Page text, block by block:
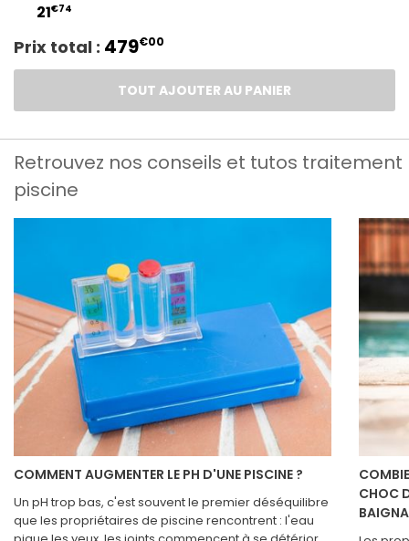
21€74
Prix total : 479€00
TOUT AJOUTER AU PANIER
Retrouvez nos conseils et tutos traitement
piscine
COMMENT AUGMENTER LE PH D'UNE PISCINE ?
Un pH trop bas, c'est souvent le premier déséquilibre
que les propriétaires de piscine rencontrent : l'eau
CHOC